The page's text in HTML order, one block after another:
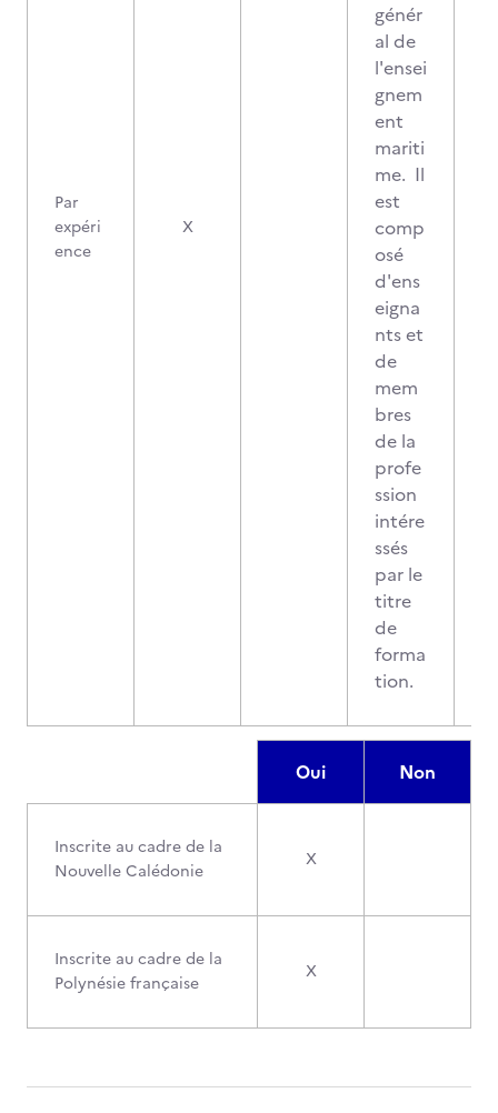
Par
expéri
ence
X
génér
al de
l'ensei
gnem
ent
mariti
me. Il
est
comp
osé
d'ens
eigna
nts et
de
mem
bres
de la
profe
ssion
intére
ssés
par le
titre
de
forma
tion.
Oui Non
Inscrite au cadre de la
Nouvelle Calédonie
X
Inscrite au cadre de la
Polynésie française
X